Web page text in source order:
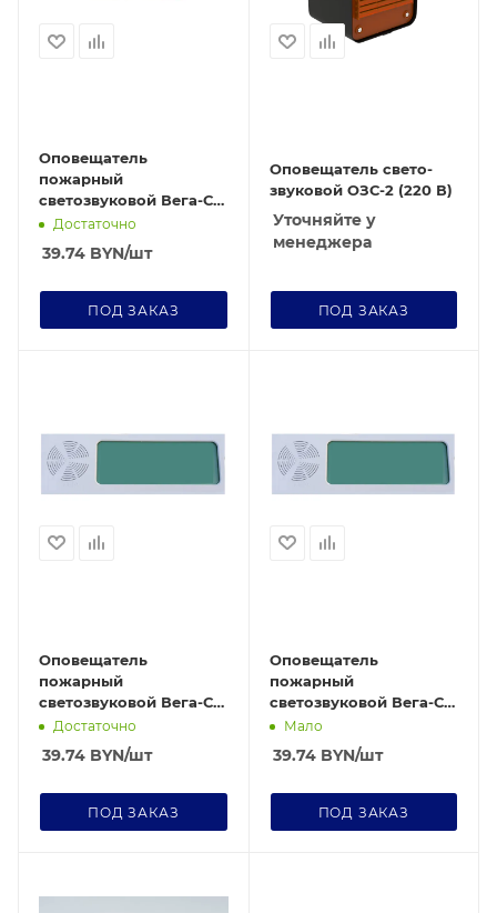
Оповещатель
пожарный
светозвуковой Вега-СЗ
Пожар
Достаточно
39.74 BYN/шт
ПОД ЗАКАЗ
Оповещатель свето-
звуковой ОЗС-2 (220 В)
Уточняйте у
менеджера
ПОД ЗАКАЗ
Оповещатель
пожарный
светозвуковой Вега-СЗ
стрелка направо
Достаточно
39.74 BYN/шт
ПОД ЗАКАЗ
Оповещатель
пожарный
светозвуковой Вега-СЗ
НАПРАВО/НАЛЕВО
Мало
39.74BYN/шт
ПОД ЗАКАЗ